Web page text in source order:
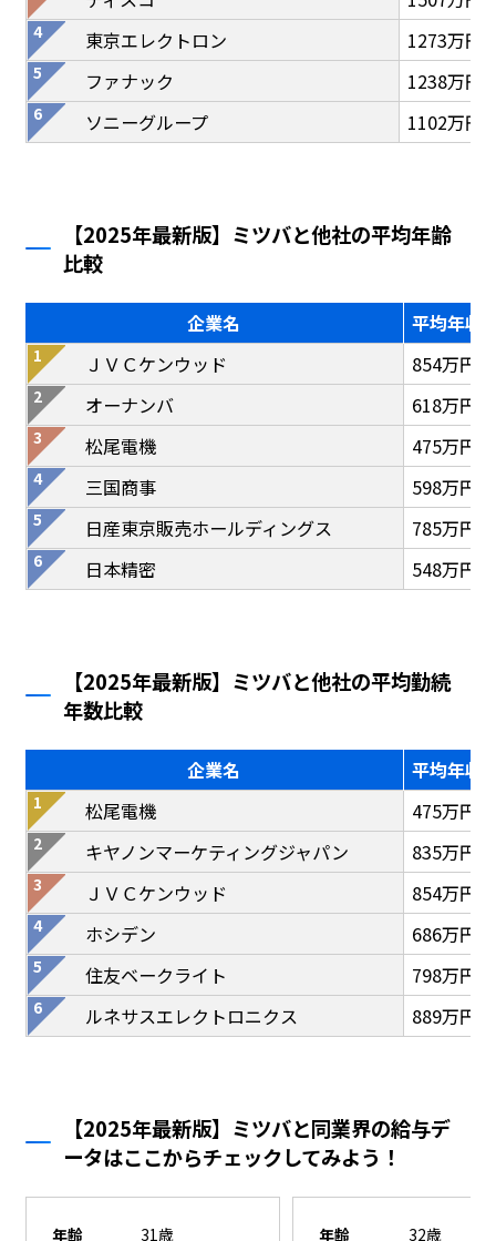
東京エレクトロン
1273万円
ファナック
1238万円
ソニーグループ
1102万円
【2025年最新版】ミツバと他社の平均年齢
比較
企業名
平均年収
ＪＶＣケンウッド
854万円
オーナンバ
618万円
松尾電機
475万円
三国商事
598万円
日産東京販売ホールディングス
785万円
日本精密
548万円
【2025年最新版】ミツバと他社の平均勤続
年数比較
企業名
平均年収
松尾電機
475万円
キヤノンマーケティングジャパン
835万円
ＪＶＣケンウッド
854万円
ホシデン
686万円
住友ベークライト
798万円
ルネサスエレクトロニクス
889万円
【2025年最新版】ミツバと同業界の給与デ
ータはここからチェックしてみよう！
年齢 31歳 年齢 32歳